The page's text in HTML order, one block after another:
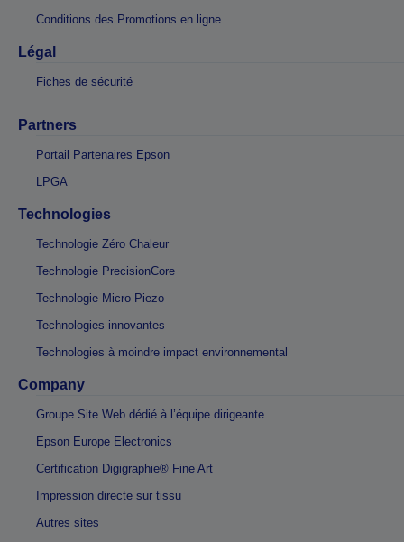
Conditions des Promotions en ligne
Légal
Fiches de sécurité
Partners
Portail Partenaires Epson
LPGA
Technologies
Technologie Zéro Chaleur
Technologie PrecisionCore
Technologie Micro Piezo
Technologies innovantes
Technologies à moindre impact environnemental
Company
Groupe Site Web dédié à l’équipe dirigeante
Epson Europe Electronics
Certification Digigraphie® Fine Art
Impression directe sur tissu
Autres sites